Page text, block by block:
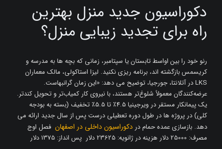
دکوراسیون جدید منزل بهترین
راه برای تجدید زیبایی منزل؟
رنو خود را بین اواسط تابستان یا سپتامبر، زمانی که بچه ها به مدرسه و
کریسمس بازگشته اند، برنامه ریزی نکنید. لیزا استاکولی، مالک معماران
LKS در آتلانتا، جورجیا، توضیح می دهد: «این زمان گرانبهاست.
عرضه‌کنندگان معمولاً شلوغ‌تر هستند، با نیروی کار کمیاب‌تر و تحویل کندتر.
یک پیمانکار مستقر در ویرجینیا 4.5٪ تا 5.5٪ تخفیف (بسته به بودجه
کلی) در پروژه ها در طول دوره تعطیلی درست پس از سال جدید ارائه می
دهد. بازسازی عمده حمام در دکوراسیون داخلی در اصفهان فصل اوج
مصرف: 25000 دلار هزینه در ژانویه: 23625 دلار پس انداز: 1375 دلار